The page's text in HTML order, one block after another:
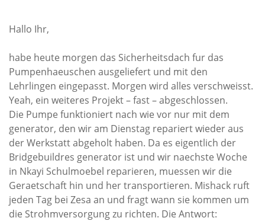
Über uns
Satzung
Mitgliedschaft
Spenden
Rechenschaftsberichte
Kontakt I Infos zum Download
EKUTHULENI ZIMBABWE
Ausbildung in Ekuthuleni
Hallo Ihr,
habe heute morgen das Sicherheitsdach fur das
Pumpenhaeuschen ausgeliefert und mit den
Lehrlingen eingepasst. Morgen wird alles verschweisst.
Yeah, ein weiteres Projekt – fast – abgeschlossen.
Die Pumpe funktioniert nach wie vor nur mit dem
generator, den wir am Dienstag repariert wieder aus
der Werkstatt abgeholt haben. Da es eigentlich der
Bridgebuildres generator ist und wir naechste Woche
in Nkayi Schulmoebel reparieren, muessen wir die
Geraetschaft hin und her transportieren. Mishack ruft
jeden Tag bei Zesa an und fragt wann sie kommen um
die Strohmversorgung zu richten. Die Antwort: